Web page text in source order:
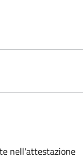
nell'attestazione